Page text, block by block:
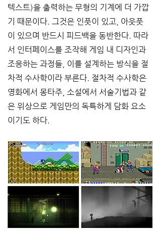
텍스트)을 출력하는 무형의 기계에 더 가깝
기 때문이다. 그것은 인풋이 있고, 아웃풋
이 있으며 반드시 피드백을 동반한다. 따라
서 인터페이스를 조작해 게임 내 디자인과
조응하는 과정들, 이를 설계하는 방식을 절
차적 수사학이라 부른다. 절차적 수사학은
영화에서 몽타주, 소설에서 서술기법과 같
은 위상으로 게임만의 독특하게 담화 요소
이기도 하다.